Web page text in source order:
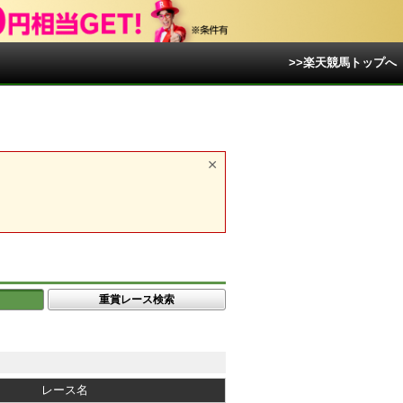
>>楽天競馬トップへ
重賞レース検索
レース名